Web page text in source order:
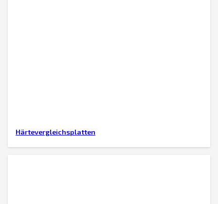
Härtevergleichsplatten